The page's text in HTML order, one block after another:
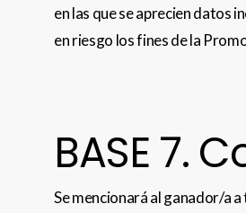
en las que se aprecien datos
en riesgo los fines de la
BASE 7.
Se mencionará al ganador/a